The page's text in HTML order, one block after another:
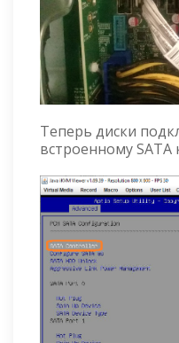
Теперь диски
встроенному SATA